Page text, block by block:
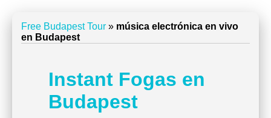
Free Budapest Tour » música electrónica en vivo
en Budapest
Instant Fogas en
Budapest